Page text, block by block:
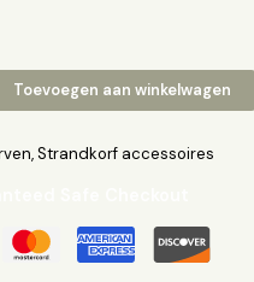
Toevoegen aan winkelwagen
,Strandkorf accessoires